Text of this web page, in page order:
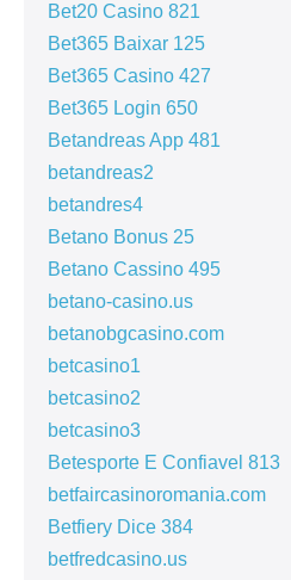
Bet20 Casino 821
Bet365 Baixar 125
Bet365 Casino 427
Bet365 Login 650
Betandreas App 481
betandreas2
betandres4
Betano Bonus 25
Betano Cassino 495
betano-casino.us
betanobgcasino.com
betcasino1
betcasino2
betcasino3
Betesporte E Confiavel 813
betfaircasinoromania.com
Betfiery Dice 384
betfredcasino.us